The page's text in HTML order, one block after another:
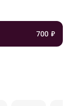
700 ₽